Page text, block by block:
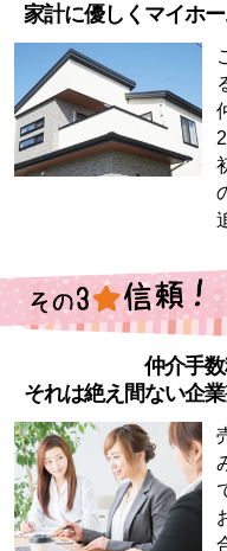
家計に優しくマイホ
仲介手数
それは絶え間ない企